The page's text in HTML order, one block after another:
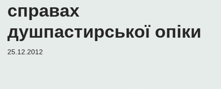
справах
душпастирської опіки
25.12.2012